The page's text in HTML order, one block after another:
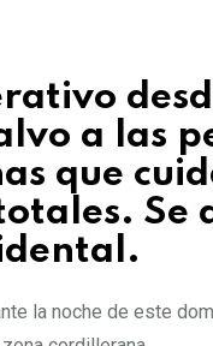
a las
que
Se
la noche de este